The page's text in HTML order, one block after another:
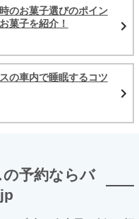
のお菓子選びのポイン
菓子を紹介！
の車内で睡眠するコツ
予約ならバ